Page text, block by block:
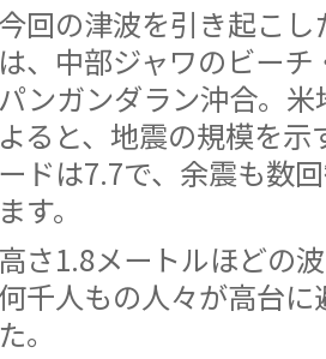
今回の津波を引き起こし
は、中部ジャワのビーチ
パンガンダラン沖合。
よると、地震の規模を示
ードは7.7で、余震も数
ます。
高さ1.8メートルほどの
何千人もの人々が高台に
た。